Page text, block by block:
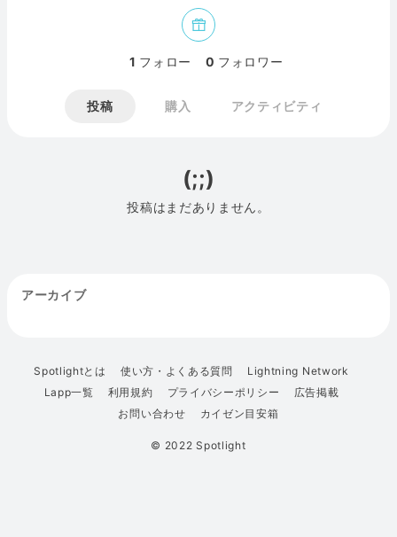
1 フォロー 0 フォロワー
投稿 購入 アクティビティ
(;;)
投稿はまだありません。
アーカイブ
Spotlightとは 使い方・よくある質問
Lightning Network
Lapp一覧
利用規約 プライバシーポリシー
広告掲載
お問い合わせ
カイゼン目安箱
© 2022 Spotlight